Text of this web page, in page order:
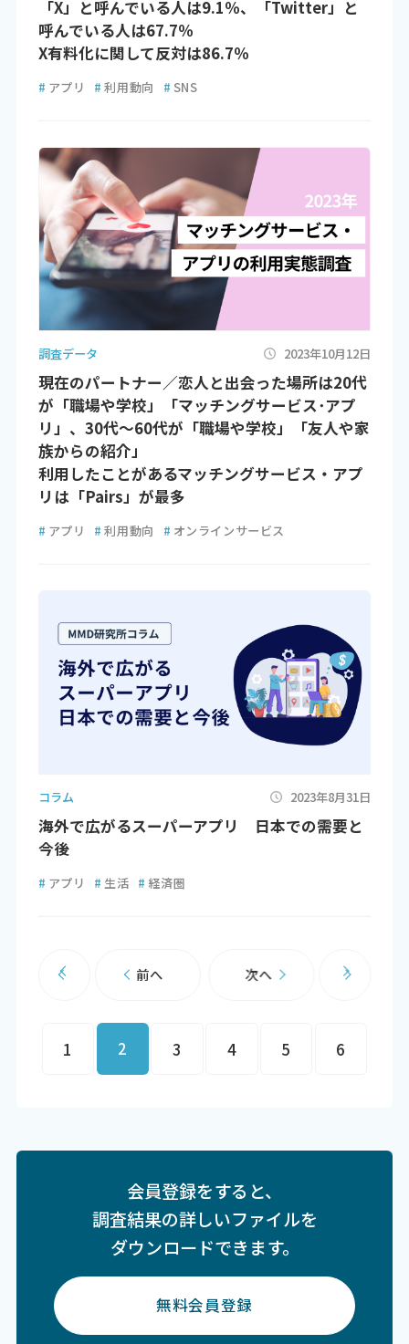
「X」と呼んでいる人は9.1％、「Twitter」と
呼んでいる人は67.7％
X有料化に関して反対は86.7％
# アプリ # 利用動向 # SNS
調査データ 2023年10月12日
現在のパートナー／恋人と出会った場所は20代
が「職場や学校」「マッチングサービス･アプ
リ」、30代～60代が「職場や学校」「友人や家
族からの紹介」
利用したことがあるマッチングサービス・アプ
リは「Pairs」が最多
# アプリ # 利用動向 # オンラインサービス
コラム 2023年8月31日
海外で広がるスーパーアプリ 日本での需要と
今後
# アプリ # 生活 # 経済圏
前へ
1 2 3 4 5 6
次へ
会員登録をすると、
調査結果の詳しいファイルを
ダウンロードできます。
無料会員登録